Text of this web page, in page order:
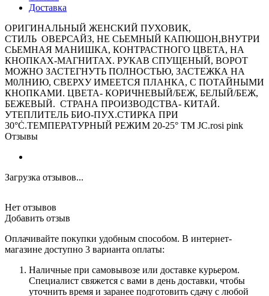
Доставка
ОРИГИНАЛЬНЫЙ ЖЕНСКИЙ ПУХОВИК,
СТИЛЬ ОВЕРСАЙЗ, НЕ СЬЕМНЫЙ КАПЮШОН,ВНУТРИ
СЬЕМНАЯ МАНИШКА, КОНТРАСТНОГО ЦВЕТА, НА
КНОПКАХ-МАГНИТАХ. РУКАВ СПУЩЕНЫЙ, ВОРОТ
МОЖНО ЗАСТЕГНУТЬ ПОЛНОСТЬЮ, ЗАСТЕЖКА НА
М0ЛНИЮ, СВЕРХУ ИМЕЕТСЯ ПЛАНКА, С ПОТАЙНЫМИ
КНОПКАМИ. ЦВЕТА- КОРИЧНЕВЫЙ/БЕЖ, БЕЛЫЙ/БЕЖ,
БЕЖЕВЫЙ. СТРАНА ПРОИЗВОДСТВА- КИТАЙ.
УТЕПЛИТЕЛЬ БИО-ПУХ.СТИРКА ПРИ
30°Ċ.ТЕМПЕРАТУРНЫЙ РЕЖИМ 20-25° ТМ JC.rosi pink
Отзывы
Загрузка отзывов...
Нет отзывов
Добавить отзыв
Оплачивайте покупки удобным способом. В интернет-
магазине доступно 3 варианта оплаты:
Наличные при самовывозе или доставке курьером.
Специалист свяжется с вами в день доставки, чтобы
уточнить время и заранее подготовить сдачу с любой